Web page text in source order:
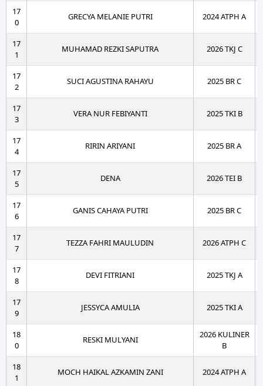
17
0
GRECYA MELANIE PUTRI 2024 ATPH A
17
1
MUHAMAD REZKI SAPUTRA 2026 TKJ C
17
2
SUCI AGUSTINA RAHAYU 2025 BR C
17
3
VERA NUR FEBIYANTI 2025 TKI B
17
4
RIRIN ARIYANI 2025 BR A
17
5
DENA 2026 TEI B
17
6
GANIS CAHAYA PUTRI 2025 BR C
17
7
TEZZA FAHRI MAULUDIN 2026 ATPH C
17
8
DEVI FITRIANI 2025 TKJ A
17
9
JESSYCA AMULIA 2025 TKI A
18
0
RESKI MULYANI
2026 KULINER
B
18
1
MOCH HAIKAL AZKAMIN ZANI 2024 ATPH A